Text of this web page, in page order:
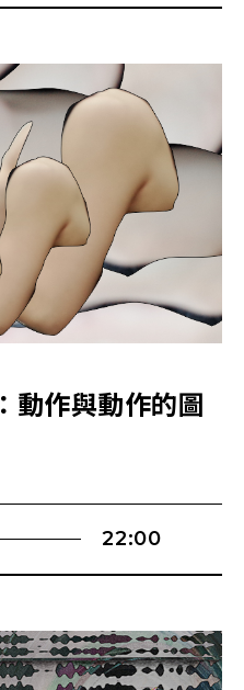
動作與動作的圖
22:00